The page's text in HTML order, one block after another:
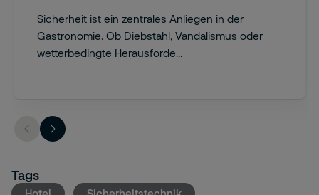
Sicherheit ist ein zentrales Anliegen in der
Gastronomie. Ob Diebstahl, Vandalismus oder
wetterbedingte Herausforde...
Tags